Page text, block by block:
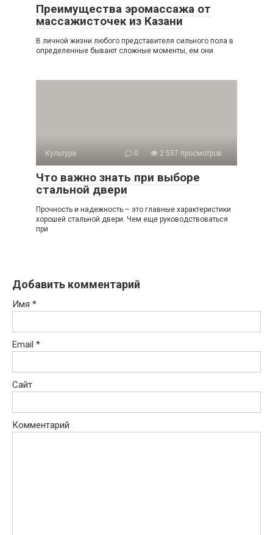
Преимущества эромассажа от
массажисточек из Казани
В личной жизни любого представителя сильного пола в
определенные бывают сложные моменты, ем они
Культура 0 2 557 просмотров
Что важно знать при выборе
стальной двери
Прочность и надежность – это главные характеристики
хорошей стальной двери. Чем еще руководствоваться
при
Добавить комментарий
Имя *
Email *
Сайт
Комментарий